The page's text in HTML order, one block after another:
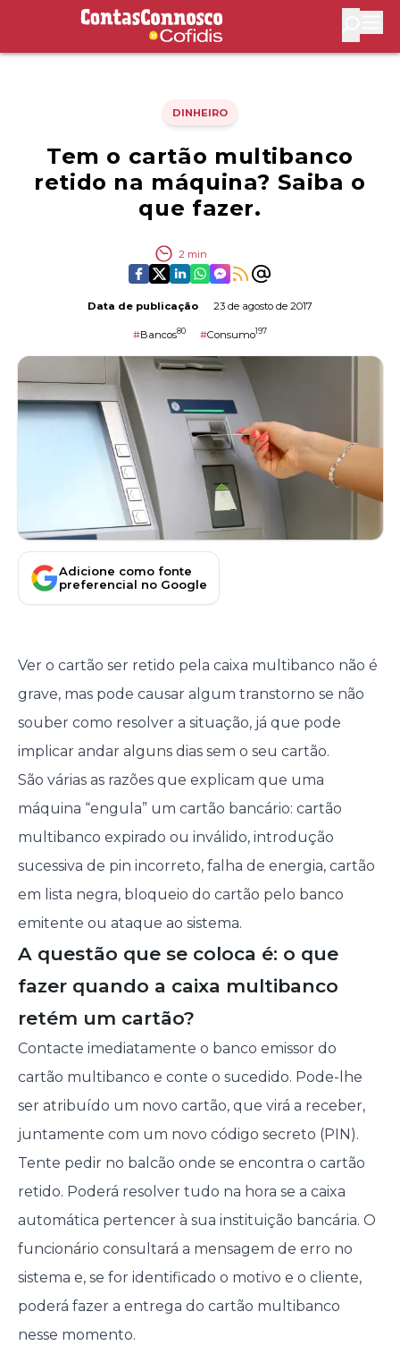
Contas Connosco by Cofidis
DINHEIRO
Tem o cartão multibanco
retido na máquina? Saiba o
que fazer.
2 min
Data de publicação 23 de agosto de 2017
#Bancos80 #Consumo197
Adicione como fonte
preferencial no Google
Ver o cartão ser retido pela caixa multibanco não é
grave, mas pode causar algum transtorno se não
souber como resolver a situação, já que pode
implicar andar alguns dias sem o seu cartão.
São várias as razões que explicam que uma
máquina “engula” um cartão bancário: cartão
multibanco expirado ou inválido, introdução
sucessiva de pin incorreto, falha de energia, cartão
em lista negra, bloqueio do cartão pelo banco
emitente ou ataque ao sistema.
A questão que se coloca é: o que
fazer quando a caixa multibanco
retém um cartão?
Contacte imediatamente o banco emissor do
cartão multibanco e conte o sucedido. Pode-lhe
ser atribuído um novo cartão, que virá a receber,
juntamente com um novo código secreto (PIN).
Tente pedir no balcão onde se encontra o cartão
retido. Poderá resolver tudo na hora se a caixa
automática pertencer à sua instituição bancária. O
funcionário consultará a mensagem de erro no
sistema e, se for identificado o motivo e o cliente,
poderá fazer a entrega do cartão multibanco
nesse momento.